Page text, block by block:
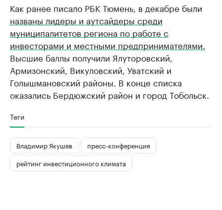
Как ранее писало РБК Тюмень, в декабре были
названы лидеры и аутсайдеры среди
муниципалитетов региона по работе с
инвесторами и местными предпринимателями.
Высшие баллы получили Ялуторовский,
Армизонский, Викуловский, Уватский и
Голышмановский районы. В конце списка
оказались Бердюжский район и город Тобольск.
Теги
Владимир Якушев
пресс-конференция
рейтинг инвестиционного климата